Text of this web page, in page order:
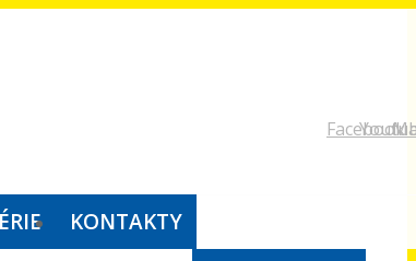
Facebook
KONTAKTY